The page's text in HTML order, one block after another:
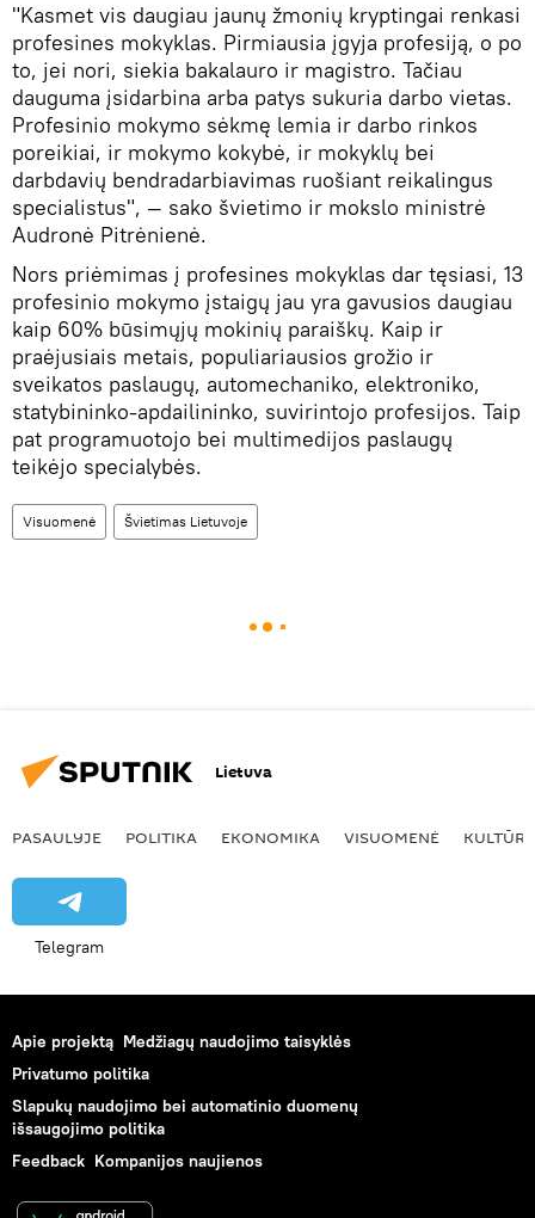
"Kasmet vis daugiau jaunų žmonių kryptingai renkasi
profesines mokyklas. Pirmiausia įgyja profesiją, o po
to, jei nori, siekia bakalauro ir magistro. Tačiau
dauguma įsidarbina arba patys sukuria darbo vietas.
Profesinio mokymo sėkmę lemia ir darbo rinkos
poreikiai, ir mokymo kokybė, ir mokyklų bei
darbdavių bendradarbiavimas ruošiant reikalingus
specialistus", — sako švietimo ir mokslo ministrė
Audronė Pitrėnienė.
Nors priėmimas į profesines mokyklas dar tęsiasi, 13
profesinio mokymo įstaigų jau yra gavusios daugiau
kaip 60% būsimųjų mokinių paraiškų. Kaip ir
praėjusiais metais, populiariausios grožio ir
sveikatos paslaugų, automechaniko, elektroniko,
statybininko-apdailininko, suvirintojo profesijos. Taip
pat programuotojo bei multimedijos paslaugų
teikėjo specialybės.
Visuomenė Švietimas Lietuvoje
Lietuva
PASAULYJE POLITIKA EKONOMIKA VISUOMENĖ KULTŪRA
Telegram
Apie projektą Medžiagų naudojimo taisyklės
Privatumo politika
Slapukų naudojimo bei automatinio duomenų
išsaugojimo politika
Feedback Kompanijos naujienos